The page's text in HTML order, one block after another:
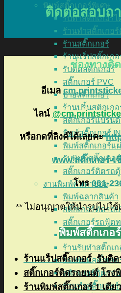
พิมพ์สติ๊กเกอร์พิเศษ
รับทำสติ๊กเกอร์
ร้านทำสติ๊กเกอ
ร้านสติ๊กเกอร์
ร้านแร็ปสติ๊กเกอ
รับติดสติ๊กเกอร์
สติ๊กเกอร์ PVC
ป้ายสติ๊กเกอร์
ร้านปริ้นสติกเกอ
สติ๊กเกอร์แบรนด์
พิมพ์สติ๊กเกอร์
พิมพ์สติ๊กเกอร์แ
รับพิมพ์สติ๊กเกอร์
สติ๊กเกอร์ติดรถ
งานพิมพ์ค้นหาบ่อย
พิมพ์ฉลากสินค้า
สติ๊กเกอร์ติดรถ
สติ๊กเกอร์รถฟู้ด
สติ๊กเกอร์ไดคัท
ร้านรับทำสติ๊กเก
โรงพิมพ์สติ๊กเกอ
สติกเกอร์ติดกล่
ร้านทำสติ๊กเกอร์
ติดต่อสอบถ
ช่องทางติ
อีเมล
ไลน์
หรือกดที่ลิงค์ได้เลยคะ
www.สติ๊กเกอร์-เ
โทร 061-
** ไม่อนุญาตให้นำรูปไปใ
พิมพ์สติ๊กเกอ
ร้านแร็ปสติ๊กเกอร์ รับติ
สติ๊กเกอร์ติดรถยนต์ โรง
ร้านพิมพ์สติ๊กเกอร์ 1 เดีย